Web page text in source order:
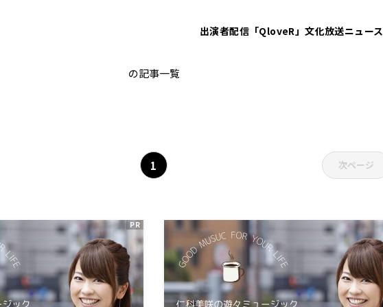
出演者配信「QloveR」文化放送ニュース
の記事一覧
1 次ページ